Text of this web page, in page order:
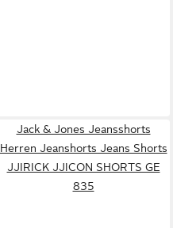
Jack & Jones Jeansshorts
Herren Jeanshorts Jeans Shorts
JJIRICK JJICON SHORTS GE
835